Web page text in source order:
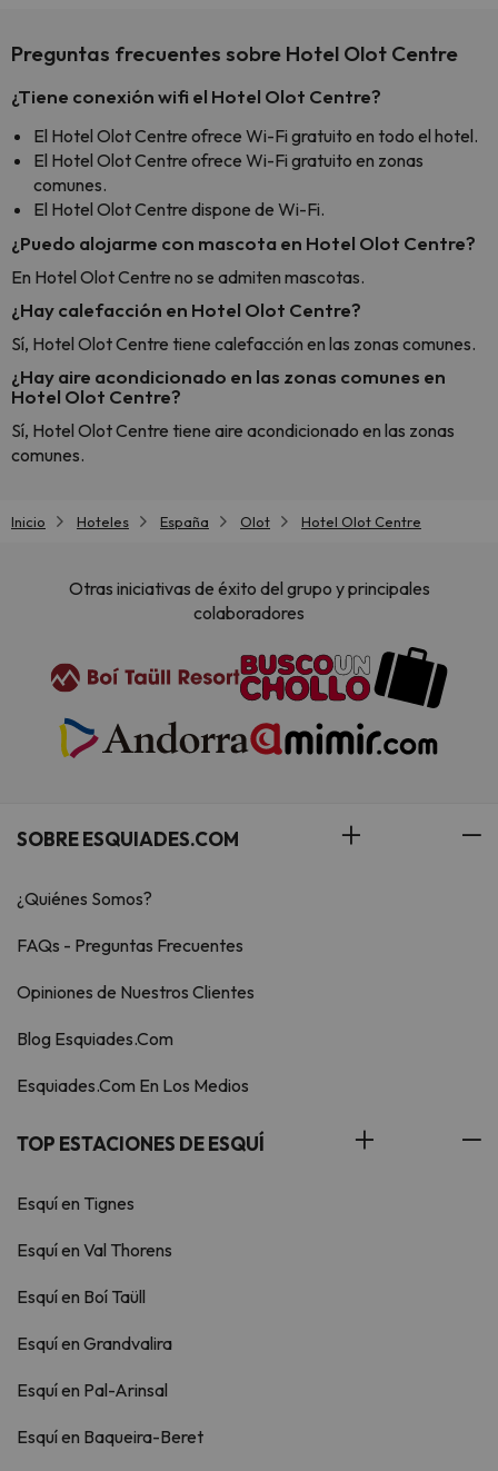
Preguntas frecuentes sobre Hotel Olot Centre
¿Tiene conexión wifi el Hotel Olot Centre?
El Hotel Olot Centre ofrece Wi-Fi gratuito en todo el hotel.
El Hotel Olot Centre ofrece Wi-Fi gratuito en zonas
comunes.
El Hotel Olot Centre dispone de Wi-Fi.
¿Puedo alojarme con mascota en Hotel Olot Centre?
En Hotel Olot Centre no se admiten mascotas.
¿Hay calefacción en Hotel Olot Centre?
Sí, Hotel Olot Centre tiene calefacción en las zonas comunes.
¿Hay aire acondicionado en las zonas comunes en
Hotel Olot Centre?
Sí, Hotel Olot Centre tiene aire acondicionado en las zonas
comunes.
Inicio Hoteles España Olot Hotel Olot Centre
Otras iniciativas de éxito del grupo y principales
colaboradores
SOBRE ESQUIADES.COM
¿Quiénes Somos?
FAQs - Preguntas Frecuentes
Opiniones de Nuestros Clientes
Blog Esquiades.Com
Esquiades.Com En Los Medios
TOP ESTACIONES DE ESQUÍ
Esquí en Tignes
Esquí en Val Thorens
Esquí en Boí Taüll
Esquí en Grandvalira
Esquí en Pal-Arinsal
Esquí en Baqueira-Beret